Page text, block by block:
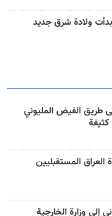
ولادة شرق جديد
طريق الفيض المليوني
كثيفة
العراق المستقبليين
إلى وزارة الخارجية